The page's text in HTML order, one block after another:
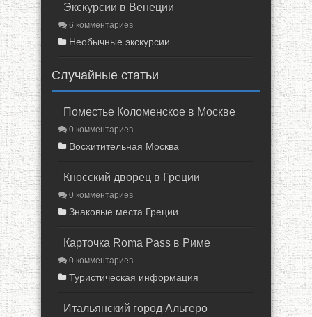
Экскурсии в Венеции
6 комментариев
Необычные экскурсии
Случайные статьи
Поместье Коломенское в Москве
0 комментариев
Восхитительная Москва
Кносский дворец в Греции
0 комментариев
Знаковые места Греции
Карточка Roma Pass в Риме
0 комментариев
Туристическая информация
Итальянский город Альгеро